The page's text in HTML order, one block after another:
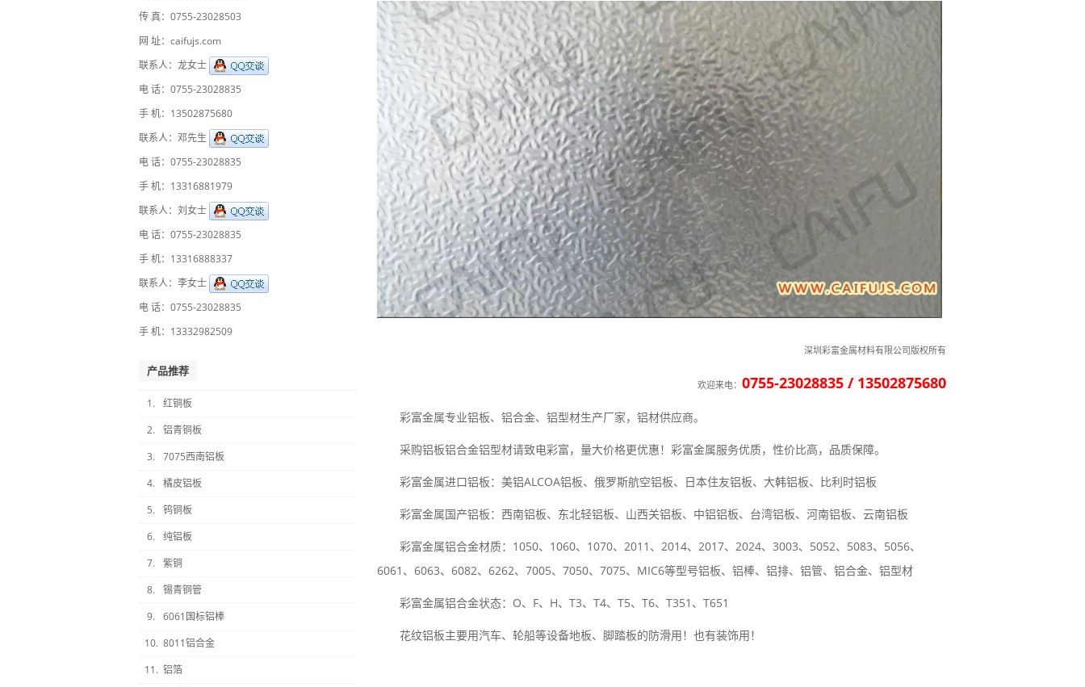
传 真：0755-23028503
网 址：caifujs.com
联系人：龙女士
电 话：0755-23028835
手 机：13502875680
联系人：邓先生
电 话：0755-23028835
手 机：13316881979
联系人：刘女士
电 话：0755-23028835
手 机：13316888337
联系人：李女士
电 话：0755-23028835
手 机：13332982509
产品推荐
1. 红铜板
2. 铝青铜板
3. 7075西南铝板
4. 橘皮铝板
5. 钨铜板
6. 纯铝板
7. 紫铜
8. 锡青铜管
9. 6061国标铝棒
10. 8011铝合金
11. 铝箔
深圳彩富金属材料有限公司版权所有
欢迎来电： 0755-23028835 / 13502875680
彩富金属专业铝板、铝合金、铝型材生产厂家，铝材供应商。
采购铝板铝合金铝型材请致电彩富，量大价格更优惠！彩富金属服务优质，性价比高，品质保障。
彩富金属进口铝板：美铝ALCOA铝板、俄罗斯航空铝板、日本住友铝板、大韩铝板、比利时铝板
彩富金属国产铝板：西南铝板、东北轻铝板、山西关铝板、中铝铝板、台湾铝板、河南铝板、云南铝板
彩富金属铝合金材质：1050、1060、1070、2011、2014、2017、2024、3003、5052、5083、5056、
6061、6063、6082、6262、7005、7050、7075、MIC6等型号铝板、铝棒、铝排、铝管、铝合金、铝型材
彩富金属铝合金状态：O、F、H、T3、T4、T5、T6、T351、T651
花纹铝板主要用汽车、轮船等设备地板、脚踏板的防滑用！也有装饰用！